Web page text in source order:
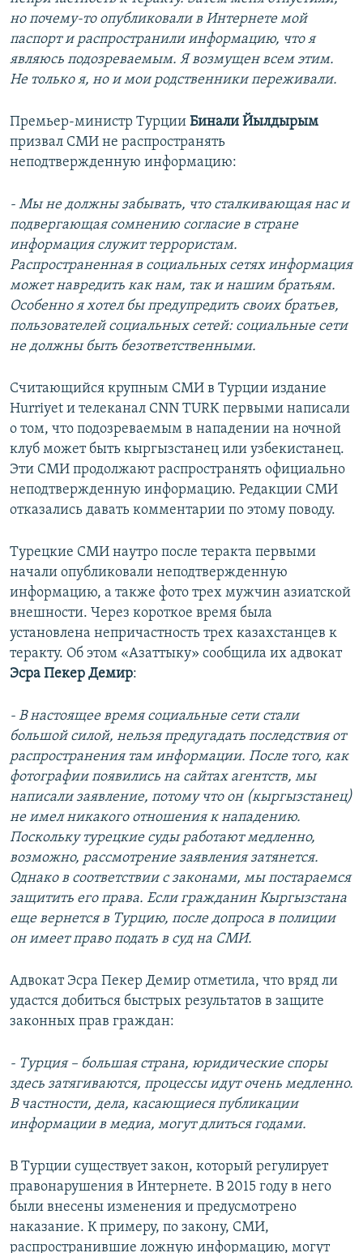
но почему-то опубликовали в Интернете мой
паспорт и распространили информацию, что я
являюсь подозреваемым. Я возмущен всем этим.
Не только я, но и мои родственники переживали.
Премьер-министр Турции Бинали Йылдырым
призвал СМИ не распространять
неподтвержденную информацию:
- Мы не должны забывать, что сталкивающая нас и
подвергающая сомнению согласие в стране
информация служит террористам.
Распространенная в социальных сетях информация
может навредить как нам, так и нашим братьям.
Особенно я хотел бы предупредить своих братьев,
пользователей социальных сетей: социальные сети
не должны быть безответственными.
Считающийся крупным СМИ в Турции издание
Hurriyet и телеканал CNN TURK первыми написали
о том, что подозреваемым в нападении на ночной
клуб может быть кыргызстанец или узбекистанец.
Эти СМИ продолжают распространять официально
неподтвержденную информацию. Редакции СМИ
отказались давать комментарии по этому поводу.
Турецкие СМИ наутро после теракта первыми
начали опубликовали неподтвержденную
информацию, а также фото трех мужчин азиатской
внешности. Через короткое время была
установлена непричастность трех казахстанцев к
теракту. Об этом «Азаттыку» сообщила их адвокат
Эсра Пекер Демир:
- В настоящее время социальные сети стали
большой силой, нельзя предугадать последствия от
распространения там информации. После того, как
фотографии появились на сайтах агентств, мы
написали заявление, потому что он (кыргызстанец)
не имел никакого отношения к нападению.
Поскольку турецкие суды работают медленно,
возможно, рассмотрение заявления затянется.
Однако в соответствии с законами, мы постараемся
защитить его права. Если гражданин Кыргызстана
еще вернется в Турцию, после допроса в полиции
он имеет право подать в суд на СМИ.
Адвокат Эсра Пекер Демир отметила, что вряд ли
удастся добиться быстрых результатов в защите
законных прав граждан:
- Турция – большая страна, юридические споры
здесь затягиваются, процессы идут очень медленно.
В частности, дела, касающиеся публикации
информации в медиа, могут длиться годами.
В Турции существует закон, который регулирует
правонарушения в Интернете. В 2015 году в него
были внесены изменения и предусмотрено
наказание. К примеру, по закону, СМИ,
распространившие ложную информацию, могут